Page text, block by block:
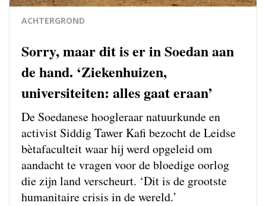
ACHTERGROND
Sorry, maar dit is er in Soedan aan
de hand. ‘Ziekenhuizen,
universiteiten: alles gaat eraan’
De Soedanese hoogleraar natuurkunde en
activist Siddig Tawer Kafi bezocht de Leidse
bètafaculteit waar hij werd opgeleid om
aandacht te vragen voor de bloedige oorlog
die zijn land verscheurt. ‘Dit is de grootste
humanitaire crisis in de wereld.’